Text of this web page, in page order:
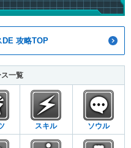
DE 攻略TOP
一覧
スキル ソウル